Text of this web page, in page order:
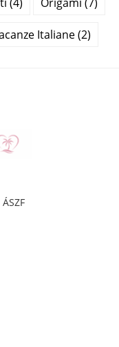
Italiane (2)
ÁSZF